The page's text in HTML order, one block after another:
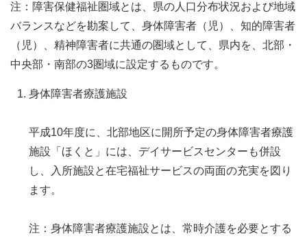
注：障害保健福祉圏域とは、県の人口分布状況および地域
バランスなどを勘案して、身体障害者（児）、知的障害者
（児）、精神障害者に共通の圏域として、県内を、北部・
中央部・南部の3圏域に設定するものです。
身体障害者療護施設
平成10年度に、北部地区に開所予定の身体障害者療護
施設「ほくと」には、デイサービスセンターも併設
し、入所施設と在宅福祉サービスの両面の充実を図り
ます。
注：身体障害者療護施設とは、常時介護を必要とする